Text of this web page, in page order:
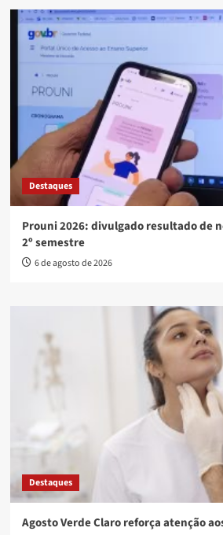
Destaques
Prouni 2026: divulgado resultado de
2º semestre
6 de agosto de 2026
Destaques
Agosto Verde Claro reforça atenção